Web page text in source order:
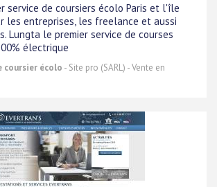
service de coursiers écolo Paris et l'île
les entreprises, les freelance et aussi
Lungta le premier service de courses
électrique
coursier écolo - Site pro (SARL) - Vente en